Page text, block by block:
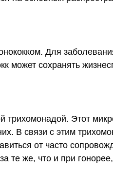
Для
может сохранять
трихомонадой. Этот
В связи с этим
от часто
те же, что и при